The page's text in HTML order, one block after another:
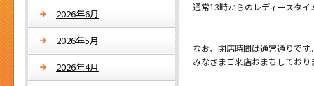
通常13時からのレディースタ
なお、閉店時間は通常通りです
みなさまご来店おまちしており
2026年6月
2026年5月
2026年4月